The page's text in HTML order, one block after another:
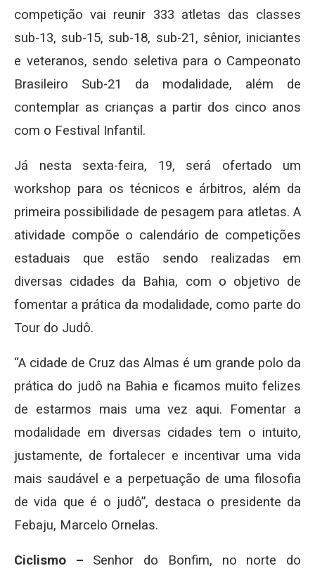
competição vai reunir 333 atletas das classes
sub-13, sub-15, sub-18, sub-21, sênior, iniciantes
e veteranos, sendo seletiva para o Campeonato
Brasileiro Sub-21 da modalidade, além de
contemplar as crianças a partir dos cinco anos
com o Festival Infantil.
Já nesta sexta-feira, 19, será ofertado um
workshop para os técnicos e árbitros, além da
primeira possibilidade de pesagem para atletas. A
atividade compõe o calendário de competições
estaduais que estão sendo realizadas em
diversas cidades da Bahia, com o objetivo de
fomentar a prática da modalidade, como parte do
Tour do Judô.
“A cidade de Cruz das Almas é um grande polo da
prática do judô na Bahia e ficamos muito felizes
de estarmos mais uma vez aqui. Fomentar a
modalidade em diversas cidades tem o intuito,
justamente, de fortalecer e incentivar uma vida
mais saudável e a perpetuação de uma filosofia
de vida que é o judô”, destaca o presidente da
Febaju, Marcelo Ornelas.
Ciclismo – Senhor do Bonfim, no norte do